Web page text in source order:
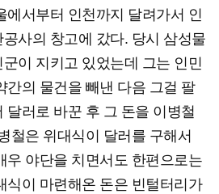
에서부터 인천까지 달려가서 인
사의 창고에 갔다. 당시 삼성물
이 지키고 있었는데 그는 인민
간의 물건을 빼낸 다음 그걸 팔
달러로 바꾼 후 그 돈을 이병철
철은 위대식이 달러를 구해서
우 야단을 치면서도 한편으로는
식이 마련해온 돈은 빈털터리가